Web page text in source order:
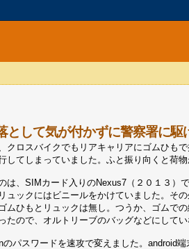
として気が付かずに警察署に駆
クロスバイクでもリアキャリアにゴムひも
てしまっていました。ふと振り向くと荷
は、SIMカード入りのNexus7（２０１３）
ュックにはビニールをかけていました。そ
ムひもとリュックは無し。つうか、ゴムで
ので、オルトリーブのバッグなどにしてい
パスワードを速攻で変えました。android